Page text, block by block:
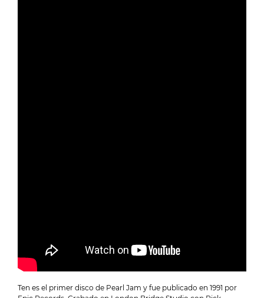
Ten es el primer disco de Pearl Jam y fue publicado en 1991 por